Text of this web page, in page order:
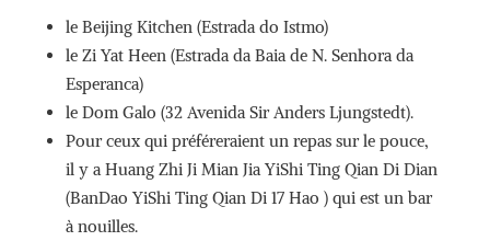
le Beijing Kitchen (Estrada do Istmo)
le Zi Yat Heen (Estrada da Baia de N. Senhora da
Esperanca)
le Dom Galo (32 Avenida Sir Anders Ljungstedt).
Pour ceux qui préféreraient un repas sur le pouce,
il y a Huang Zhi Ji Mian Jia YiShi Ting Qian Di Dian
(BanDao YiShi Ting Qian Di 17 Hao ) qui est un bar
à nouilles.